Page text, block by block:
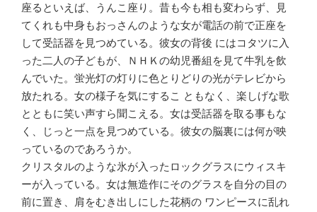
座るといえば、うんこ座り。昔も今も相も変わらず、見
てくれも中身もおっさんのような女が電話の前で正座を
して受話器を見つめている。彼女の背後 にはコタツに入
った二人の子どもが、ＮＨＫの幼児番組を見て牛乳を飲
んでいた。蛍光灯の灯りに色とりどりの光がテレビから
放たれる。女の様子を気にするこ ともなく、楽しげな歌
とともに笑い声すら聞こえる。女は受話器を取る事もな
く、じっと一点を見つめている。彼女の脳裏には何が映
っているのであろうか。
クリスタルのような氷が入ったロックグラスにウィスキ
ーが入っている。女は無造作にそのグラスを自分の目の
前に置き、肩をむき出しにした花柄の ワンピースに乱れ